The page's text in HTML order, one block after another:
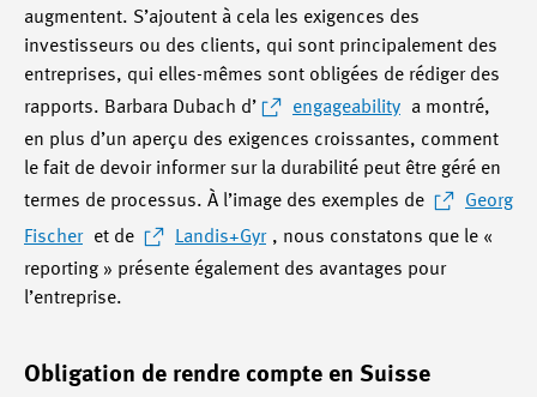
augmentent. S’ajoutent à cela les exigences des
investisseurs ou des clients, qui sont principalement des
entreprises, qui elles-mêmes sont obligées de rédiger des
rapports. Barbara Dubach d’
engageability
a montré,
en plus d’un aperçu des exigences croissantes, comment
le fait de devoir informer sur la durabilité peut être géré en
termes de processus. À l’image des exemples de
Georg
Fischer
et de Landis+Gyr , nous constatons que le «
reporting » présente également des avantages pour
l’entreprise.
Obligation de rendre compte en Suisse